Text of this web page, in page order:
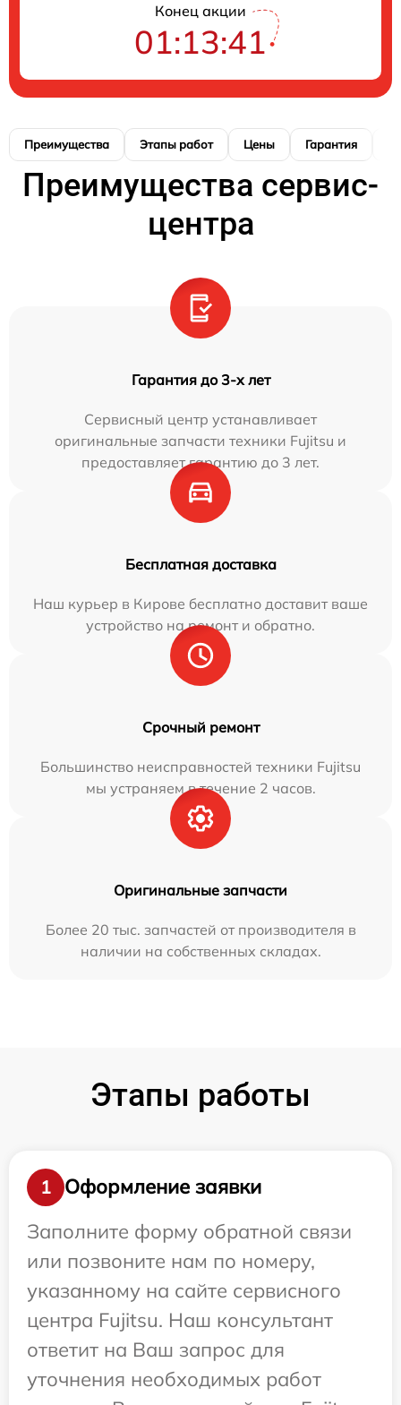
Конец акции
01:13:40
Преимущества Этапы работ Цены Гарантия
Преимущества сервис-
центра
Гарантия до 3-х лет
Сервисный центр устанавливает
оригинальные запчасти техники Fujitsu и
предоставляет гарантию до 3 лет.
Бесплатная доставка
Наш курьер в Кирове бесплатно доставит ваше
устройство на ремонт и обратно.
Срочный ремонт
Большинство неисправностей техники Fujitsu
мы устраняем в течение 2 часов.
Оригинальные запчасти
Более 20 тыс. запчастей от производителя в
наличии на собственных складах.
Этапы работы
1
Оформление заявки
Заполните форму обратной связи
или позвоните нам по номеру,
указанному на сайте сервисного
центра Fujitsu. Наш консультант
ответит на Ваш запрос для
уточнения необходимых работ